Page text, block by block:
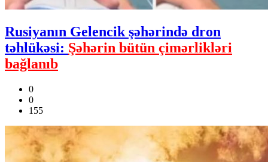
Rusiyanın Gelencik şəhərində dron
təhlükəsi: Şəhərin bütün çimərlikləri
bağlanıb
0
0
155